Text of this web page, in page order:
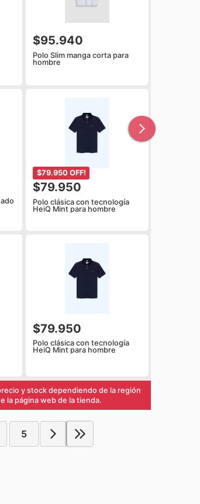
$95.940
Polo Slim manga corta para
hombre
$79.950 OFF!
$79.950
Polo clásica con tecnología
HeiQ Mint para hombre
$79.950
Polo clásica con tecnología
HeiQ Mint para hombre
y stock dependiendo de la región
la página web de la tienda.
5